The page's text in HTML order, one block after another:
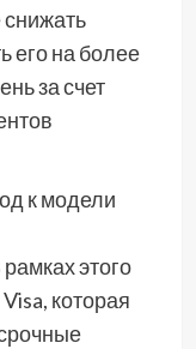
снижать
его на более
за счет
к модели
этого
которая